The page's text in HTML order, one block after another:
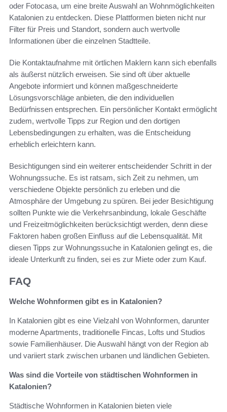
oder Fotocasa, um eine breite Auswahl an Wohnmöglichkeiten
Katalonien zu entdecken. Diese Plattformen bieten nicht nur
Filter für Preis und Standort, sondern auch wertvolle
Informationen über die einzelnen Stadtteile.
Die Kontaktaufnahme mit örtlichen Maklern kann sich ebenfalls
als äußerst nützlich erweisen. Sie sind oft über aktuelle
Angebote informiert und können maßgeschneiderte
Lösungsvorschläge anbieten, die den individuellen
Bedürfnissen entsprechen. Ein persönlicher Kontakt ermöglicht
zudem, wertvolle Tipps zur Region und den dortigen
Lebensbedingungen zu erhalten, was die Entscheidung
erheblich erleichtern kann.
Besichtigungen sind ein weiterer entscheidender Schritt in der
Wohnungssuche. Es ist ratsam, sich Zeit zu nehmen, um
verschiedene Objekte persönlich zu erleben und die
Atmosphäre der Umgebung zu spüren. Bei jeder Besichtigung
sollten Punkte wie die Verkehrsanbindung, lokale Geschäfte
und Freizeitmöglichkeiten berücksichtigt werden, denn diese
Faktoren haben großen Einfluss auf die Lebensqualität. Mit
diesen Tipps zur Wohnungssuche in Katalonien gelingt es, die
ideale Unterkunft zu finden, sei es zur Miete oder zum Kauf.
FAQ
Welche Wohnformen gibt es in Katalonien?
In Katalonien gibt es eine Vielzahl von Wohnformen, darunter
moderne Apartments, traditionelle Fincas, Lofts und Studios
sowie Familienhäuser. Die Auswahl hängt von der Region ab
und variiert stark zwischen urbanen und ländlichen Gebieten.
Was sind die Vorteile von städtischen Wohnformen in
Katalonien?
Städtische Wohnformen in Katalonien bieten viele